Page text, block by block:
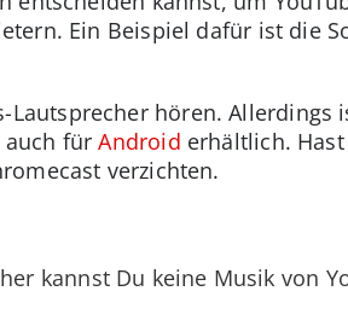
Ein Beispiel dafür ist die
Lautsprecher hören. Allerdings
auch fürAndroid erhältlich.
verzichten.
kannst Du keine Musik von